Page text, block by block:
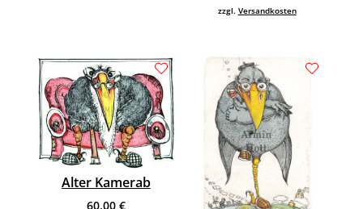
zzgl. Versandkosten
Alter Kamerab
60,00 €